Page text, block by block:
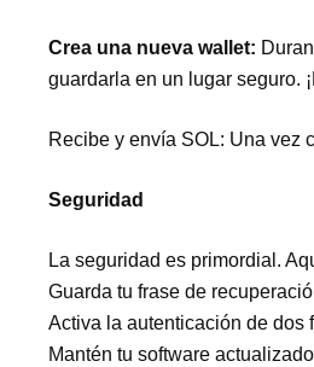
Crea una nueva wallet:
guardarla en un lugar seguro.
Recibe y envía SOL: Una vez
Seguridad
La seguridad es primordial.
Guarda tu frase de
Activa la autenticación de dos
Mantén tu software